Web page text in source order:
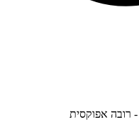
- רובה אפוקסית